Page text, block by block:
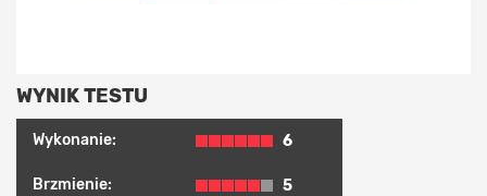
WYNIK TESTU
Wykonanie: 6
Brzmienie: 5